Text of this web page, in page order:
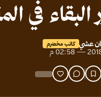
البقاء في
عشي كاتب مخضرم